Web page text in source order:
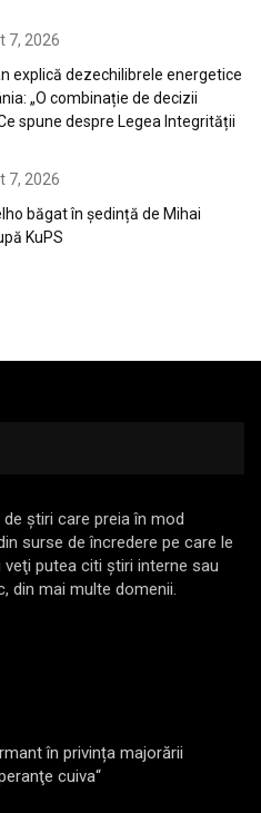
7, 2026
explică dezechilibrele energetice
„O combinație de decizii
spune despre Legea Integrității
7, 2026
băgat în ședință de Mihai
KuPS
ştiri care preia în mod
surse de încredere pe care le
putea citi ştiri interne sau
din mai multe domenii.
în privința majorării
cuiva“